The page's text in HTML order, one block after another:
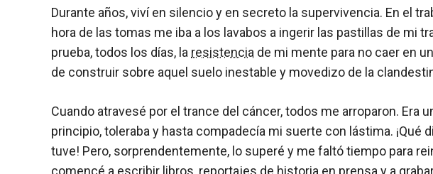
Durante años, viví en silencio y en secreto la supervivencia. En el
hora de las tomas me iba a los lavabos a ingerir las pastillas de mi
prueba, todos los días, la resistencia de mi mente para no caer en
de construir sobre aquel suelo inestable y movedizo de la
Cuando atravesé por el trance del cáncer, todos me arroparon. Era
principio, toleraba y hasta compadecía mi suerte con lástima.
tuve! Pero, sorprendentemente, lo superé y me faltó tiempo para
comencé a escribir libros, reportajes de historia en prensa y a